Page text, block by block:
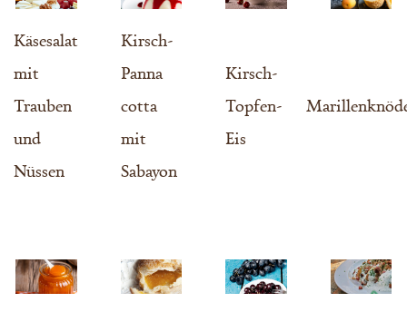
Käsesalat
mit
Trauben
und
Nüssen
Kirsch-
Panna
cotta
mit
Sabayon
Kirsch-
Topfen-
Eis